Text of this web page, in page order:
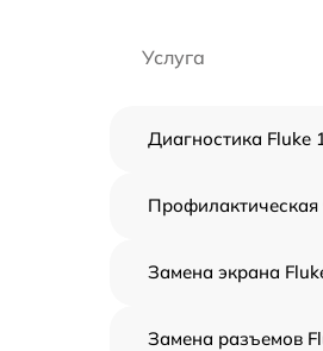
Услуга
Диагностика Fluke
Профилактическая
Замена экрана
Замена разъемов